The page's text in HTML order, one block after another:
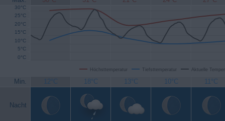
Höchsttemperatur Tiefsttemperatur Aktuelle
0°C
5°C
10°C
15°C
20°C
25°C
30°C
Min. 12°C 18°C 13°C 10°C 11°C
Nacht